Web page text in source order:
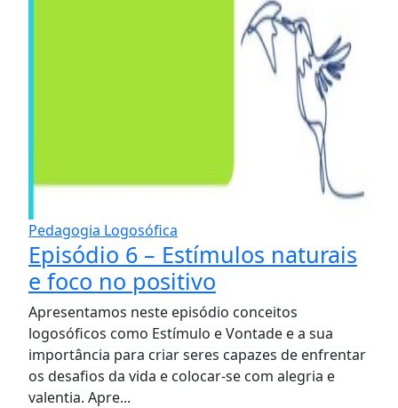
Pedagogia Logosófica
Episódio 6 – Estímulos naturais
e foco no positivo
Apresentamos neste episódio conceitos
logosóficos como Estímulo e Vontade e a sua
importância para criar seres capazes de enfrentar
os desafios da vida e colocar-se com alegria e
valentia. Apre...